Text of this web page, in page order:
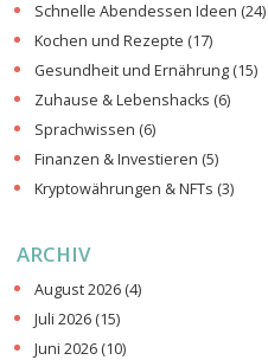
Schnelle Abendessen Ideen (24)
Kochen und Rezepte (17)
Gesundheit und Ernährung (15)
Zuhause & Lebenshacks (6)
Sprachwissen (6)
Finanzen & Investieren (5)
Kryptowährungen & NFTs (3)
ARCHIV
August 2026 (4)
Juli 2026 (15)
Juni 2026 (10)